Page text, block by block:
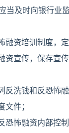
当及时向银行业
资培训制度，
宣传，保存宣传
洗钱和反恐怖融
件；
恐怖融资内部控制